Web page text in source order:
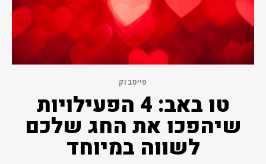
פייסבוק
טו באב: 4 הפעילויות
שיהפכו את החג שלכם
לשווה במיוחד